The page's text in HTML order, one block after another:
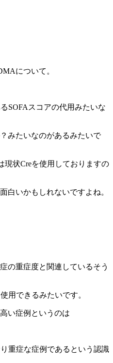
について。
SOFAスコアの代用みたいな
みたいなのがあるみたいで
現状Creを使用しておりますの
白いかもしれないですよね。
の重症度と関連しているそう
用できるみたいです。
い症例というのは
重症な症例であるという認識